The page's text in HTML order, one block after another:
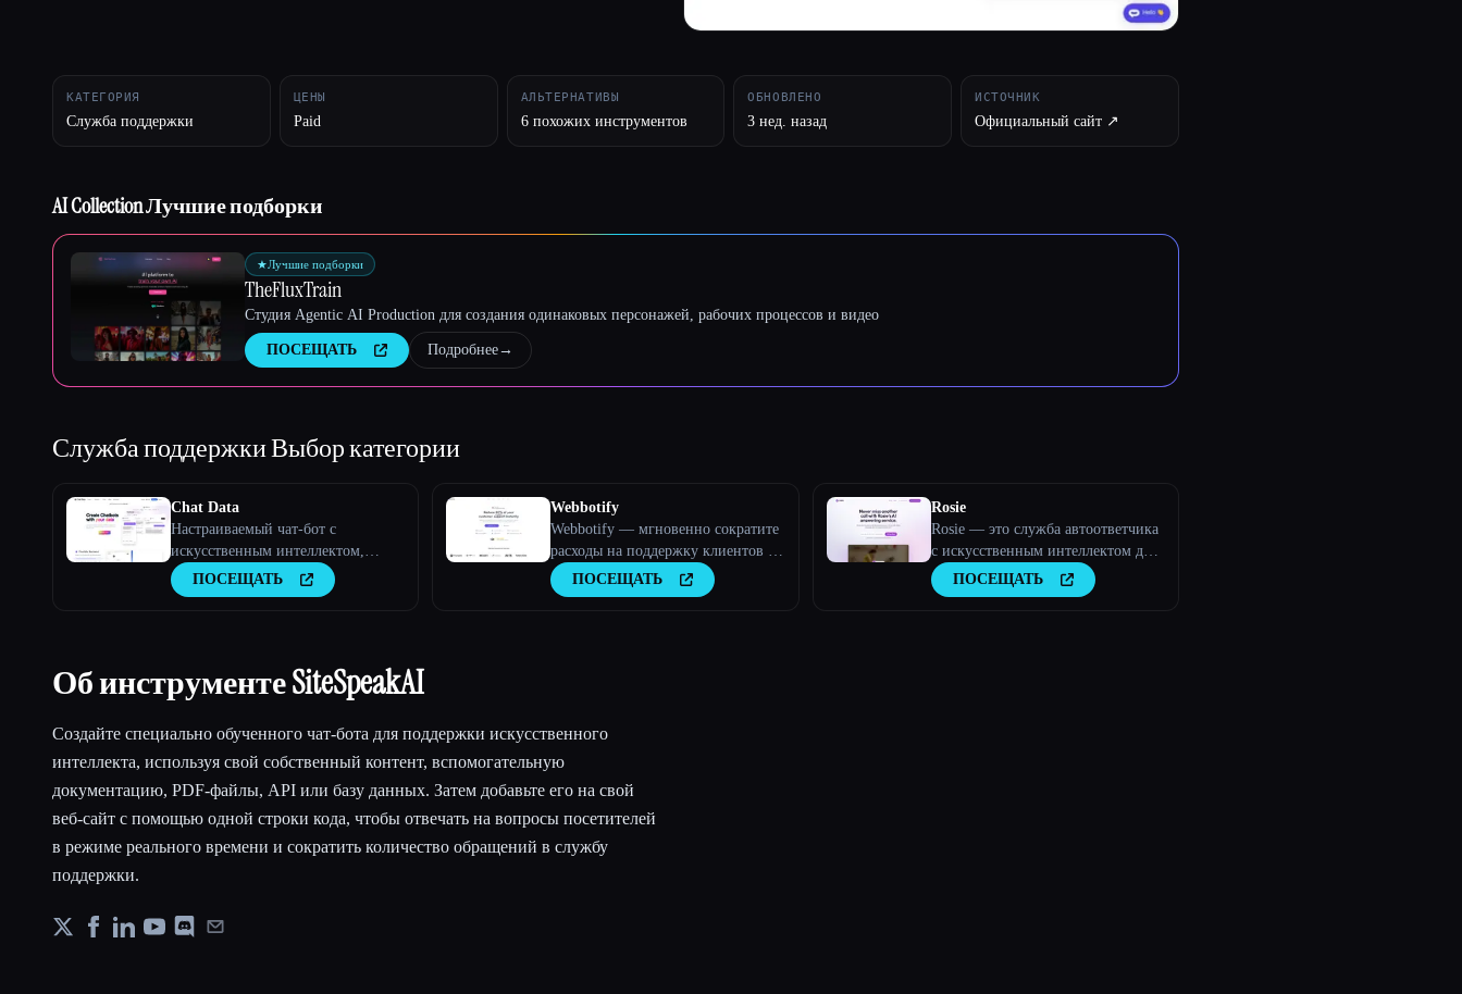
КАТЕГОРИЯ
Служба поддержки
ЦЕНЫ
Paid
АЛЬТЕРНАТИВЫ
6 похожих инструментов
ОБНОВЛЕНО
3 нед. назад
ИСТОЧНИК
Официальный сайт ↗︎
AI Collection Лучшие подборки
★Лучшие подборки
TheFluxTrain
Студия Agentic AI Production для создания одинаковых персонажей, рабочих процессов и видео
ПОСЕЩАТЬ Подробнее→
Служба поддержкиВыбор категории
Chat Data
Настраиваемый чат-бот с
искусственным интеллектом,
работающий круглосуточно и без
выходных
ПОСЕЩАТЬ
Webbotify
Webbotify — мгновенно сократите
расходы на поддержку клиентов на
80%.ПОСЕЩАТЬ
Rosie
Rosie — это служба автоответчика
с искусственным интеллектом для
малого и среднего бизнеса.
ПОСЕЩАТЬ
Об инструменте SiteSpeakAI
Создайте специально обученного чат-бота для поддержки искусственного
интеллекта, используя свой собственный контент, вспомогательную
документацию, PDF-файлы, API или базу данных. Затем добавьте его на свой
веб-сайт с помощью одной строки кода, чтобы отвечать на вопросы посетителей
в режиме реального времени и сократить количество обращений в службу
поддержки.